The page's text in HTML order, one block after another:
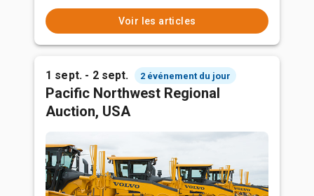
Voir les articles
1 sept. - 2 sept. 2 événement du jour
Pacific Northwest Regional
Auction, USA